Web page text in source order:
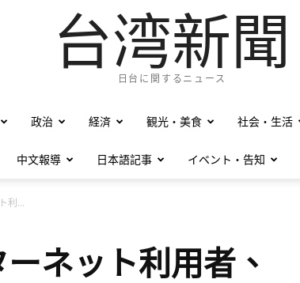
台湾新聞
日台に関するニュース
政治 経済 観光・美食 社会・生活
中文報導 日本語記事 イベント・告知
利...
ネット利用者、